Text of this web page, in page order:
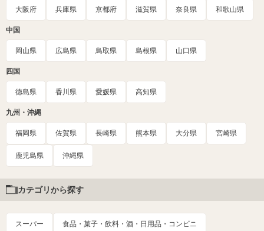
大阪府 兵庫県 京都府 滋賀県 奈良県 和歌山県
中国
岡山県 広島県 鳥取県 島根県 山口県
四国
徳島県 香川県 愛媛県 高知県
九州・沖縄
福岡県 佐賀県 長崎県 熊本県 大分県 宮崎県
鹿児島県 沖縄県
カテゴリから探す
スーパー 食品・菓子・飲料・酒・日用品・コンビニ